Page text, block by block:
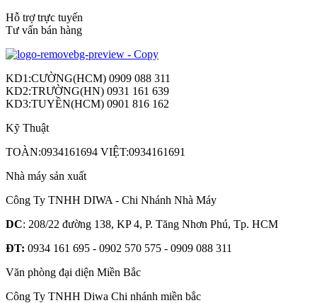
Hỗ trợ trực tuyến
Tư vấn bán hàng
KD1:CƯỜNG(HCM) 0909 088 311
KD2:TRƯỜNG(HN) 0931 161 639
KD3:TUYỀN(HCM) 0901 816 162
Kỹ Thuật
TOÀN:0934161694 VIỆT:0934161691
Nhà máy sản xuất
Công Ty TNHH DIWA - Chi Nhánh Nhà Máy
DC: 208/22 đường 138, KP 4, P. Tăng Nhơn Phú, Tp. HCM
ĐT: 0934 161 695 - 0902 570 575 - 0909 088 311
Văn phòng đại diện Miền Bắc
Công Ty TNHH Diwa Chi nhánh miền bắc